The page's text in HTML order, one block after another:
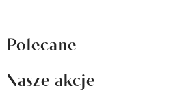
Polecane
Nasze akcje